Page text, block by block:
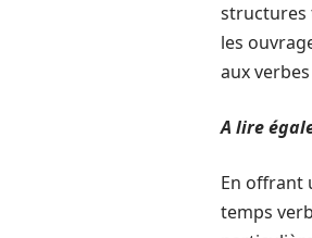
structures
les
aux
A lire
En offrant
temps